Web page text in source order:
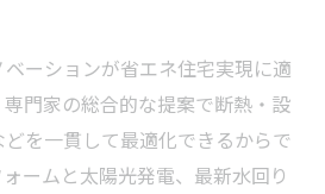
ーションが省エネ住宅実現に適
門家の総合的な提案で断熱・設
を一貫して最適化できるからで
ームと太陽光発電、最新水回り